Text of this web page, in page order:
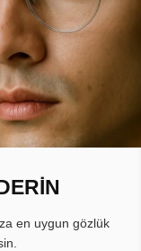
en uygun gözlük